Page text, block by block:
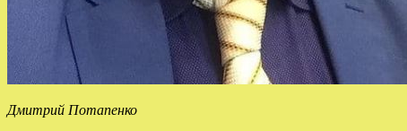
Дмитрий Потапенко